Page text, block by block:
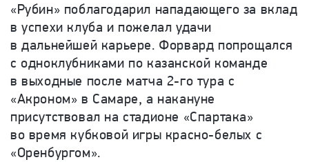
«Рубин» поблагодарил нападающего за вклад
в успехи клуба и пожелал удачи
в дальнейшей карьере. Форвард попрощался
с одноклубниками по казанской команде
в выходные после матча 2-го тура с
«Акроном» в Самаре, а накануне
присутствовал на стадионе «Спартака»
во время кубковой игры красно-белых с
«Оренбургом».